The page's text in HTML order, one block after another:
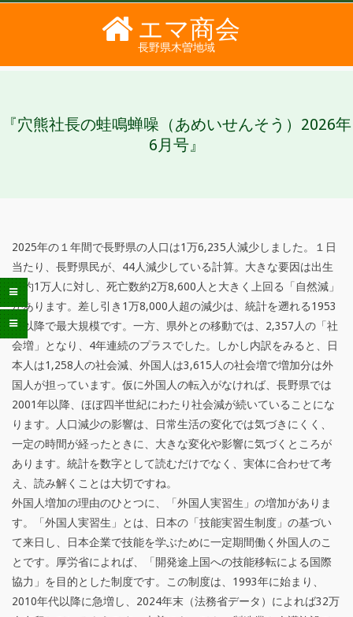
エマ商会
長野県木曽地域
MENU
MENU
『穴熊社長の蛙鳴蝉噪（あめいせんそう）2026年
6月号』
『
穴
熊
社
長
の
蛙
鳴
蝉
噪
（
あ
2025年の１年間で長野県の人口は1万6,235人減少しました。１日
当たり、長野県民が、44人減少している計算。大きな要因は出生
数約1万人に対し、死亡数約2万8,600人と大きく上回る「自然減」
があります。差し引き1万8,000人超の減少は、統計を遡れる1953
年以降で最大規模です。一方、県外との移動では、2,357人の「社
会増」となり、4年連続のプラスでした。しかし内訳をみると、日
本人は1,258人の社会減、外国人は3,615人の社会増で増加分は外
国人が担っています。仮に外国人の転入がなければ、長野県では
2001年以降、ほぼ四半世紀にわたり社会減が続いていることにな
ります。人口減少の影響は、日常生活の変化では気づきにくく、
一定の時間が経ったときに、大きな変化や影響に気づくところが
あります。統計を数字として読むだけでなく、実体に合わせて考
え、読み解くことは大切ですね。
外国人増加の理由のひとつに、「外国人実習生」の増加がありま
す。「外国人実習生」とは、日本の「技能実習生制度」の基づい
て来日し、日本企業で技能を学ぶために一定期間働く外国人のこ
とです。厚労省によれば、「開発途上国への技能移転による国際
協力」を目的とした制度です。この制度は、1993年に始まり、
2010年代以降に急増し、2024年末（法務省データ）によれば32万